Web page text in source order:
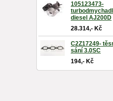
105123473-
diesel AJ200D
28.314,- Kč
C2Z17249-
sání 3.0SC
194,- Kč